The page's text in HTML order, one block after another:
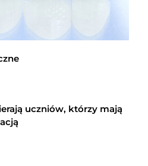
uczniów, którzy mają